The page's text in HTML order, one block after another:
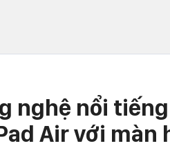
nghệ nổi
Air với màn